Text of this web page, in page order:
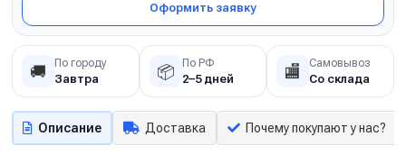
Оформить заявку
🚚 По городу
Завтра 📦 По РФ
2–5 дней 🏬 Самовывоз
Со склада
Описание Доставка Почему покупают у нас?